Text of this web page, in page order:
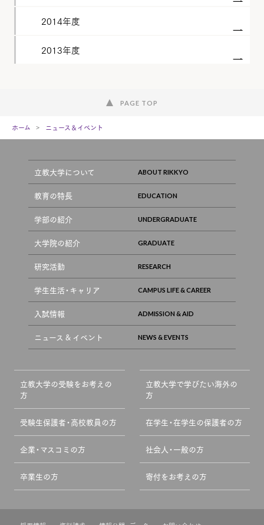
2014年度
2013年度
PAGE TOP
ホーム ニュース＆イベント
立教大学について
教育の特長
学部の紹介
大学院の紹介
研究活動
学生生活・キャリア
入試情報
ニュース & イベント
立教大学の受験をお考えの
方
立教大学で学びたい海外の
方
受験生保護者・高校教員の方 在学生・在学生の保護者の方
企業・マスコミの方 社会人・一般の方
卒業生の方 寄付をお考えの方